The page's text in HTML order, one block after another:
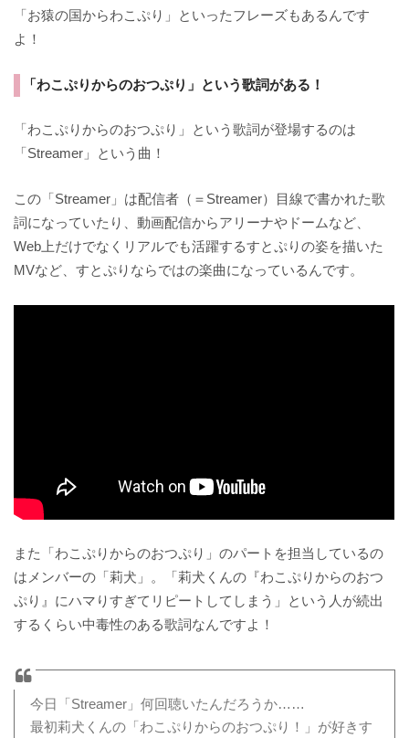
「お猿の国からわこぷり」といったフレーズもあるんです
よ！
「わこぷりからのおつぷり」という歌詞がある！
「わこぷりからのおつぷり」という歌詞が登場するのは
「Streamer」という曲！
この「Streamer」は配信者（＝Streamer）目線で書かれた歌
詞になっていたり、動画配信からアリーナやドームなど、
Web上だけでなくリアルでも活躍するすとぷりの姿を描いた
MVなど、すとぷりならではの楽曲になっているんです。
また「わこぷりからのおつぷり」のパートを担当しているの
はメンバーの「莉犬」。「莉犬くんの『わこぷりからのおつ
ぷり』にハマりすぎてリピートしてしまう」という人が続出
するくらい中毒性のある歌詞なんですよ！
今日「Streamer」何回聴いたんだろうか……
最初莉犬くんの「わこぷりからのおつぷり！」が好きす